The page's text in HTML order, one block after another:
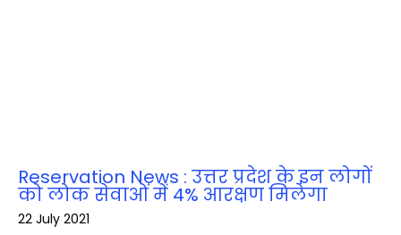
Reservation News : उत्तर प्रदेश के इन लोगों
को लोक सेवाओं में 4% आरक्षण मिलेगा
22 July 2021